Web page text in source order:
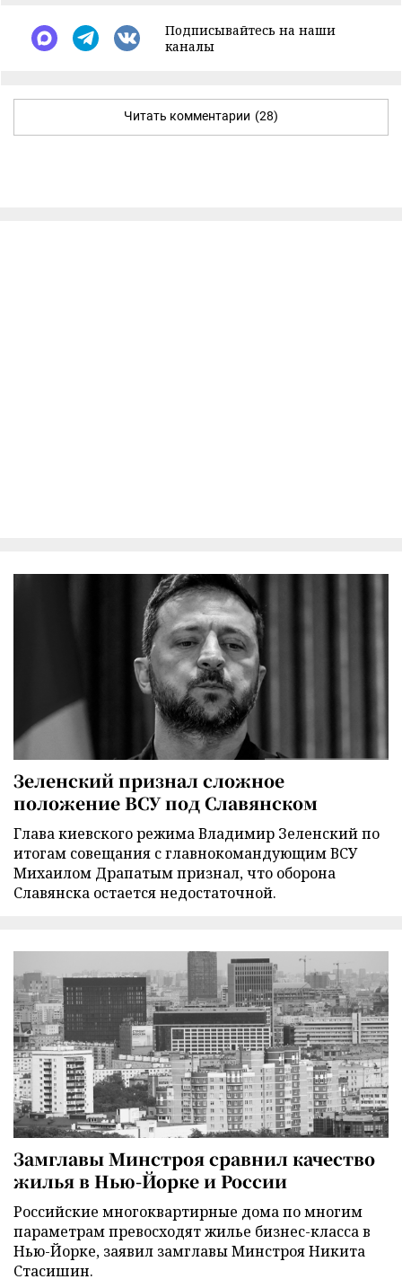
Подписывайтесь на наши
каналы
Читать комментарии (28)
Зеленский признал сложное
положение ВСУ под Славянском
Глава киевского режима Владимир Зеленский по
итогам совещания с главнокомандующим ВСУ
Михаилом Драпатым признал, что оборона
Славянска остается недостаточной.
Замглавы Минстроя сравнил качество
жилья в Нью-Йорке и России
Российские многоквартирные дома по многим
параметрам превосходят жилье бизнес-класса в
Нью-Йорке, заявил замглавы Минстроя Никита
Стасишин.